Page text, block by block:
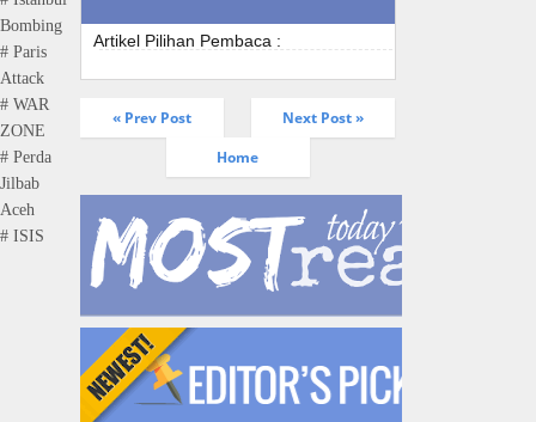
Bombing
# Paris
Attack
# WAR
ZONE
# Perda
Jilbab
Aceh
# ISIS
Artikel Pilihan Pembaca :
« Prev Post
Next Post »
Home